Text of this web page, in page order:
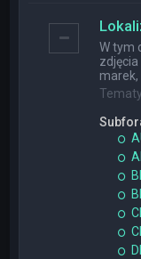
W tym
marek,